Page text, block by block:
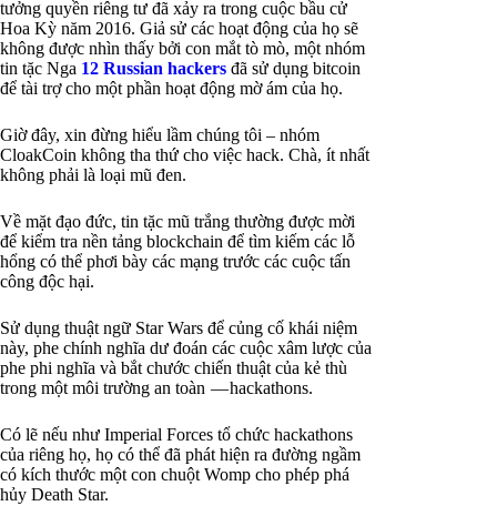
tưởng quyền riêng tư đã xảy ra trong cuộc bầu cử
Hoa Kỳ năm 2016. Giả sử các hoạt động của họ sẽ
không được nhìn thấy bởi con mắt tò mò, một nhóm
tin tặc Nga 12 Russian hackers đã sử dụng bitcoin
để tài trợ cho một phần hoạt động mờ ám của họ.
Giờ đây, xin đừng hiểu lầm chúng tôi – nhóm
CloakCoin không tha thứ cho việc hack. Chà, ít nhất
không phải là loại mũ đen.
Về mặt đạo đức, tin tặc mũ trắng thường được mời
để kiểm tra nền tảng blockchain để tìm kiếm các lỗ
hổng có thể phơi bày các mạng trước các cuộc tấn
công độc hại.
Sử dụng thuật ngữ Star Wars để củng cố khái niệm
này, phe chính nghĩa dư đoán các cuộc xâm lược của
phe phi nghĩa và bắt chước chiến thuật của kẻ thù
trong một môi trường an toàn — hackathons.
Có lẽ nếu như Imperial Forces tổ chức hackathons
của riêng họ, họ có thể đã phát hiện ra đường ngầm
có kích thước một con chuột Womp cho phép phá
hủy Death Star.